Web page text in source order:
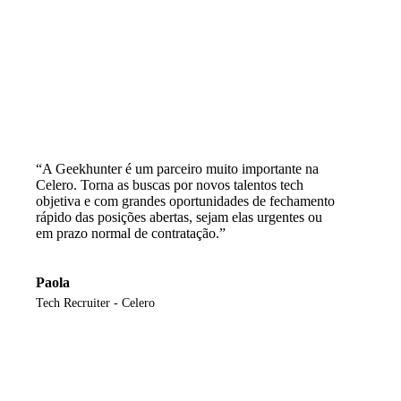
“A Geekhunter é um parceiro muito importante na
Celero. Torna as buscas por novos talentos tech
objetiva e com grandes oportunidades de fechamento
rápido das posições abertas, sejam elas urgentes ou
em prazo normal de contratação.”
Paola
Tech Recruiter - Celero